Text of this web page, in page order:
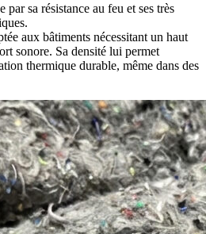
sa résistance au feu et ses très
aux bâtiments nécessitant un haut
sonore. Sa densité lui permet
thermique durable, même dans des